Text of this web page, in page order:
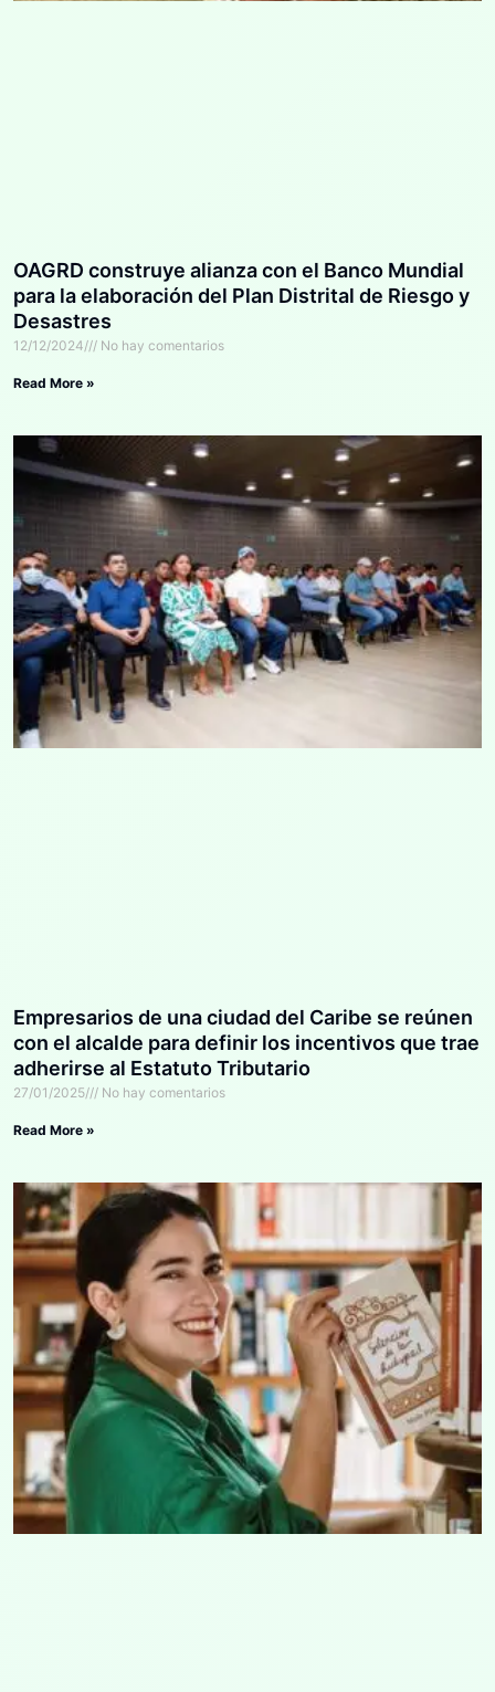
OAGRD construye alianza con el Banco Mundial
para la elaboración del Plan Distrital de Riesgo y
Desastres
12/12/2024 No hay comentarios
Read More »
Empresarios de una ciudad del Caribe se reúnen
con el alcalde para definir los incentivos que trae
adherirse al Estatuto Tributario
27/01/2025 No hay comentarios
Read More »